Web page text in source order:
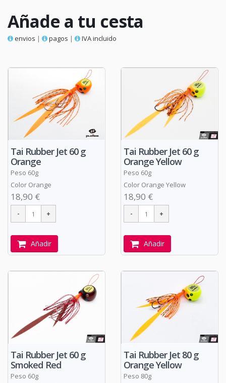
Añade a tu cesta
envios | pagos | IVA incluido
Tai Rubber Jet 60 g
Orange
Peso 60g
Color Orange
18,90 €
Añadir
Tai Rubber Jet 60 g
Orange Yellow
Peso 60g
Color Orange Yellow
18,90 €
Añadir
Tai Rubber Jet 60 g
Smoked Red
Peso 60g
Tai Rubber Jet 80 g
Orange Yellow
Peso 80g